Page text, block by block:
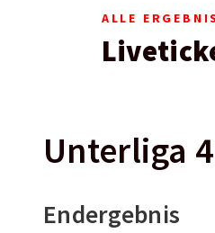
ALLE
Unterliga
Endergebnis